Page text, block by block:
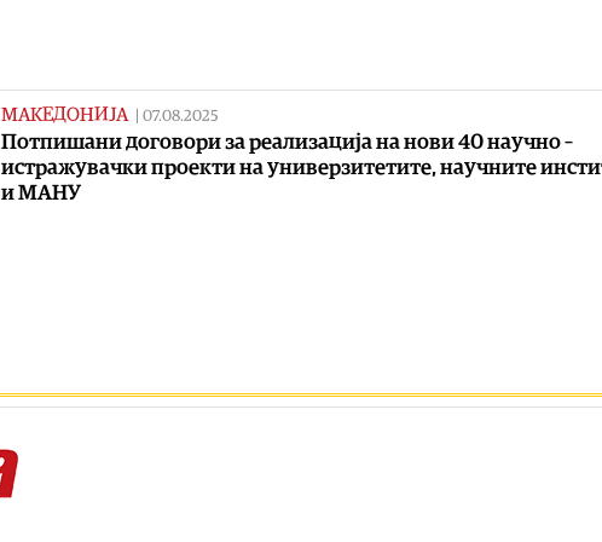
МАКЕДОНИЈА | 07.08.2025
Потпишани договори за реализација на нови 40 научно –
истражувачки проекти на универзитетите, научните
и МАНУ